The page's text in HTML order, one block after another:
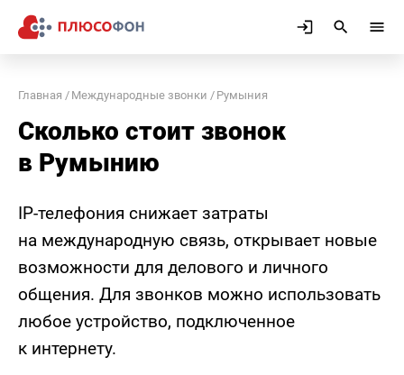
Главная Международные звонки Румыния
Сколько стоит звонок
в Румынию
IP-телефония снижает затраты
на международную связь, открывает новые
возможности для делового и личного
общения. Для звонков можно использовать
любое устройство, подключенное
к интернету.